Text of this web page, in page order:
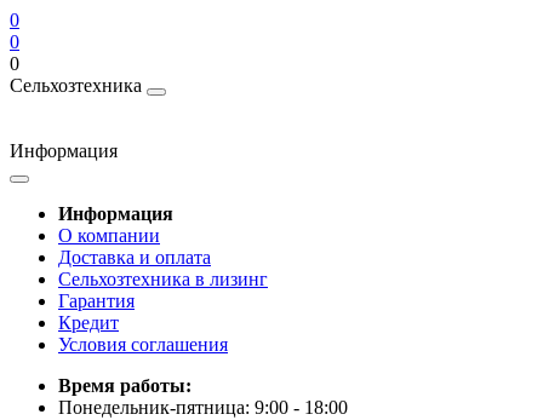
0
0
0
Сельхозтехника
Информация
Информация
О компании
Доставка и оплата
Сельхозтехника в лизинг
Гарантия
Кредит
Условия соглашения
Время работы:
Понедельник-пятница: 9:00 - 18:00